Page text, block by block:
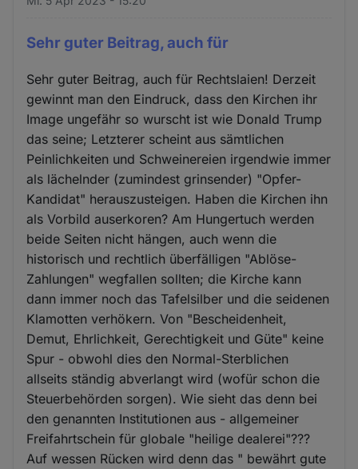
Sehr guter Beitrag, auch für
Sehr guter Beitrag, auch für Rechtslaien! Derzeit
gewinnt man den Eindruck, dass den Kirchen ihr
Image ungefähr so wurscht ist wie Donald Trump
das seine; Letzterer scheint aus sämtlichen
Peinlichkeiten und Schweinereien irgendwie immer
als lächelnder (zumindest grinsender) "Opfer-
Kandidat" herauszusteigen. Haben die Kirchen ihn
als Vorbild auserkoren? Am Hungertuch werden
beide Seiten nicht hängen, auch wenn die
historisch und rechtlich überfälligen "Ablöse-
Zahlungen" wegfallen sollten; die Kirche kann
dann immer noch das Tafelsilber und die seidenen
Klamotten verhökern. Von "Bescheidenheit,
Demut, Ehrlichkeit, Gerechtigkeit und Güte" keine
Spur - obwohl dies den Normal-Sterblichen
allseits ständig abverlangt wird (wofür schon die
Steuerbehörden sorgen). Wie sieht das denn bei
den genannten Institutionen aus - allgemeiner
Freifahrtschein für globale "heilige dealerei"???
Auf wessen Rücken wird denn das " bewährt gute